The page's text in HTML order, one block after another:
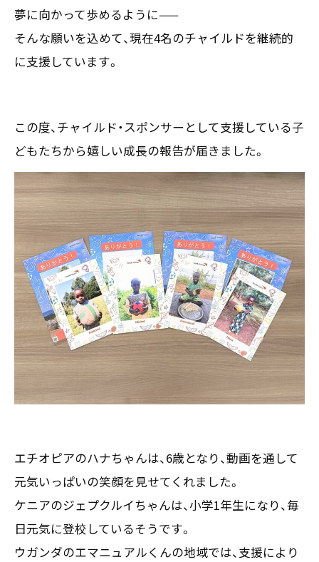
夢に向かって歩めるように——
そんな願いを込めて、現在4名のチャイルドを継続的
に支援しています。
この度、チャイルド・スポンサーとして支援している子
どもたちから嬉しい成長の報告が届きました。
エチオピアのハナちゃんは、6歳となり、動画を通して
元気いっぱいの笑顔を見せてくれました。
ケニアのジェプクルイちゃんは、小学1年生になり、毎
日元気に登校しているそうです。
ウガンダのエマニュアルくんの地域では、支援により